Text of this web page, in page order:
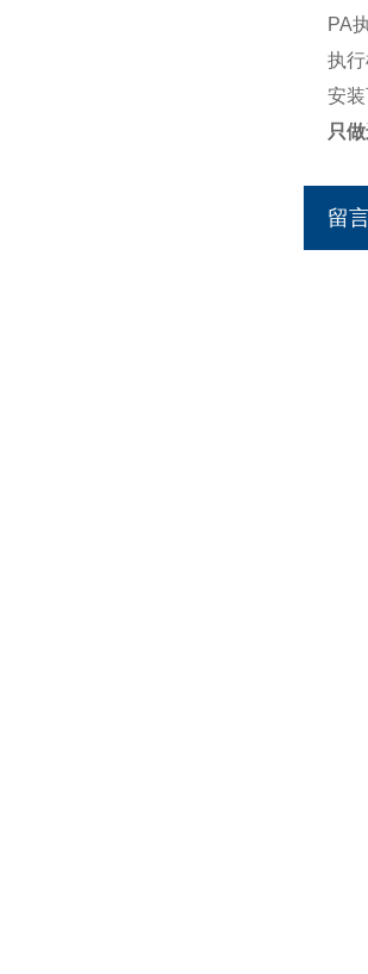
PA
执
安
只
留